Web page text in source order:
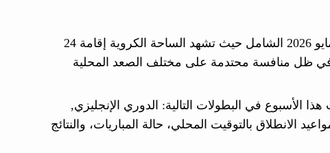
ننشر لكم جدول مباريات هذاالأسبوع من الاثنين 18 مايو حتى 20 مايو 2026 الشامل حيث تشهد الساحة الكروية إقامة 24
المواجهات في ظل منافسة محتدمة على مختلف الصعد المحلية
الأسبوع في البطولات التالية: الدوري الإنجليزي,
الانطلاق بالتوقيت المحلي، حالة المباريات، والنتائج